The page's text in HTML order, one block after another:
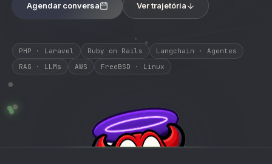
Agendar conversa Ver trajetória
PHP · Laravel Ruby on Rails
Langchain · Agentes
RAG · LLMs
AWS FreeBSD · Linux